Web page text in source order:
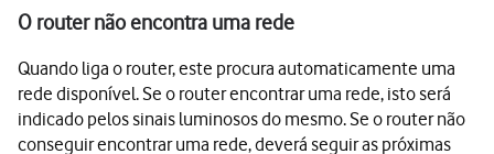
O router não encontra uma rede
Quando liga o router, este procura automaticamente uma
rede disponível. Se o router encontrar uma rede, isto será
indicado pelos sinais luminosos do mesmo. Se o router não
conseguir encontrar uma rede, deverá seguir as próximas